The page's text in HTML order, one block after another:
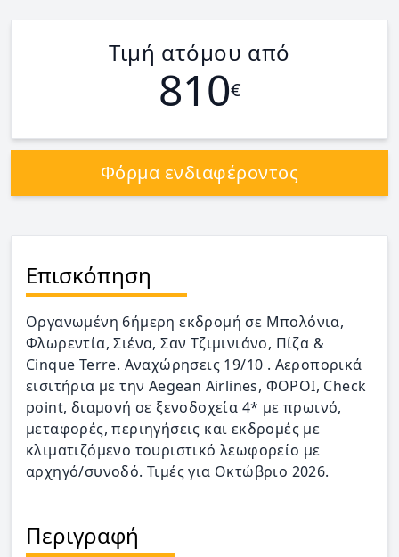
Τιμή ατόμου από
810€
Φόρμα ενδιαφέροντος
Επισκόπηση
Οργανωμένη 6ήμερη εκδρομή σε Μπολόνια,
Φλωρεντία, Σιένα, Σαν Τζιμινιάνο, Πίζα &
Cinque Terre. Αναχώρησεις 19/10 . Αεροπορικά
εισιτήρια με την Aegean Airlines, ΦΟΡΟΙ, Check
point, διαμονή σε ξενοδοχεία 4* με πρωινό,
μεταφορές, περιηγήσεις και εκδρομές με
κλιματιζόμενο τουριστικό λεωφορείο με
αρχηγό/συνοδό. Τιμές για Οκτώβριο 2026.
Περιγραφή